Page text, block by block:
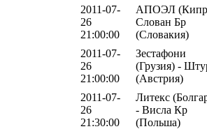
2011-07-
26
21:00:00
АПОЭЛ
Слован Бр
(Словакия)
2011-07-
26
21:00:00
Зестафони
(Грузия) -
(Австрия)
2011-07-
26
21:30:00
Литекс
- Висла Кр
(Польша)